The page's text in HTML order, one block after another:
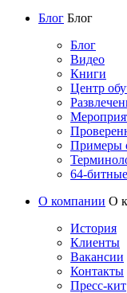
Блог Блог
Блог
Видео
Книги
Центр
Примеры
64-
О компании О
История
Клиенты
Вакансии
Контакты
Пресс-кит